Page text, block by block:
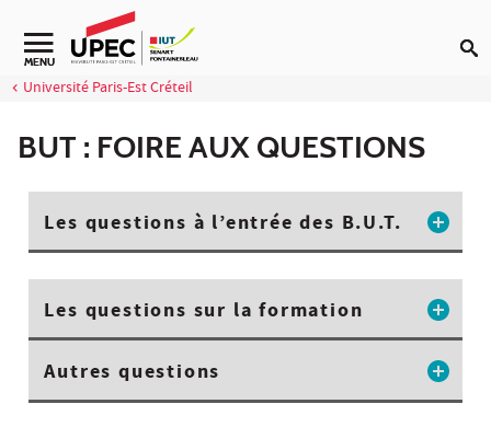
Aller au contenu
Navigation secondaire
MENU
Université Paris-Est Créteil
BUT : FOIRE AUX QUESTIONS
Les questions à l’entrée des B.U.T.
Les questions sur la formation
Autres questions